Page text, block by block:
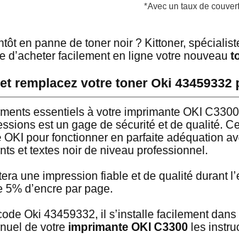
*Avec un taux de
en panne de toner noir ? Kittoner,
d’acheter facilement en ligne votre nouveau
remplacez votre toner Oki 43459332
essentiels à votre imprimante OKI
est un gage de sécurité et de qualité.
pour fonctionner en parfaite adéquation
et textes noir de niveau professionnel.
une impression fiable et de qualité durant
d’encre par page.
Oki 43459332, il s’installe facilement
de votre imprimante OKI C3300 les